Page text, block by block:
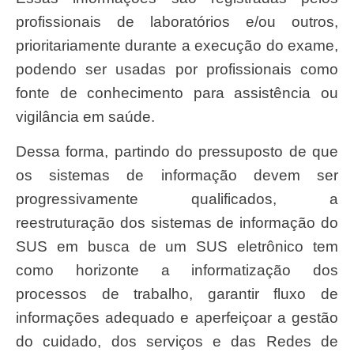
profissionais de laboratórios e/ou outros,
prioritariamente durante a execução do exame,
podendo ser usadas por profissionais como
fonte de conhecimento para assistência ou
vigilância em saúde.
Dessa forma, partindo do pressuposto de que
os sistemas de informação devem ser
progressivamente qualificados, a
reestruturação dos sistemas de informação do
SUS em busca de um SUS eletrônico tem
como horizonte a informatização dos
processos de trabalho, garantir fluxo de
informações adequado e aperfeiçoar a gestão
do cuidado, dos serviços e das Redes de